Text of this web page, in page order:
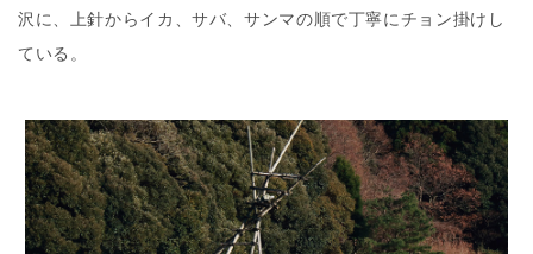
沢に、上針からイカ、サバ、サンマの順で丁寧にチョン掛けし
ている。